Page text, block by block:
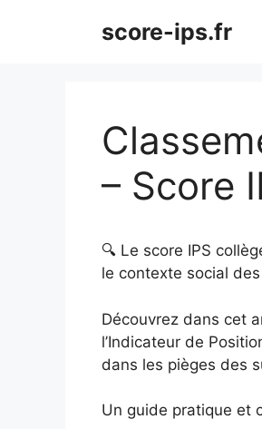
score-ips.fr
– Score
🔍 Le score IPS
le contexte social
Découvrez dans cet
l’Indicateur de
dans les pièges des
Un guide pratique et